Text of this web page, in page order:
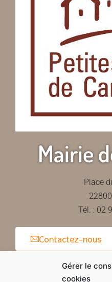
Gérer le
cookies
Mairie
Place
Tél. : 02
Contactez-nous